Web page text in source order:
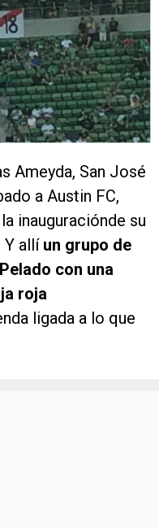
Ameyda, San José
a Austin FC,
inauguraciónde su
Y allí un grupo de
con una
roja
ligada a lo que